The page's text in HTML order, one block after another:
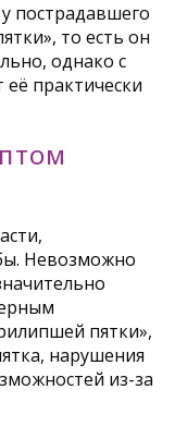
пострадавшего
то есть он
однако с
практически
Невозможно
пятки»,
нарушения
из-за